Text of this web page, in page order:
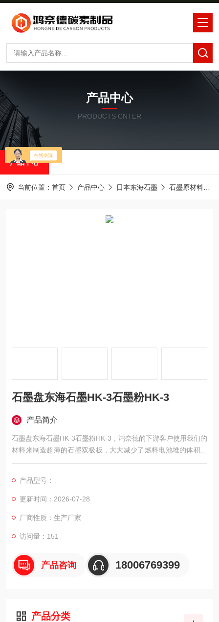
产品中心
PRODUCTS CNTER
产品中心
当前位置： 首页 产品中心 日本东海石墨 石墨原材料
石墨盘东海石墨HK-3石墨粉HK-3
产品简介
石墨盘东海石墨HK-3石墨粉HK-3，鸿奈德的下游客户使用我们的
材料来制造超薄的石墨双极板，大大减少了燃料电池堆的体积和
重量，产品远销美国、加拿大、意大利、韩国等国家，并成为该
产品型号：
更新时间：2026-07-28
厂商性质：生产厂家
访问量：151
产品咨询 18006769399
产品分类